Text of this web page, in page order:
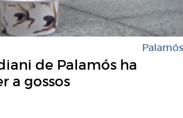
Palamós
de Palamós ha
a gossos